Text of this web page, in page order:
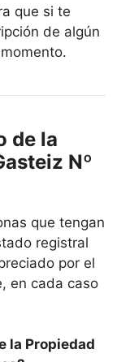
que si te
de algún
de la
Nº
que tengan
registral
por el
en cada caso
la Propiedad